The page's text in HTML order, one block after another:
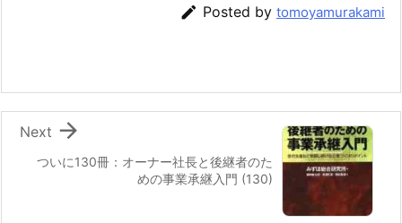
 Posted by tomoyamurakami
ついに130冊：オーナー社長と後継者のた
めの事業承継入門 (130)

Next